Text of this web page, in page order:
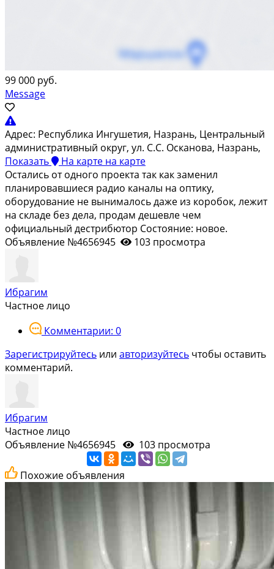
99 000 руб.
Message
Адрес: Республика Ингушетия, Назрань, Центральный
административный округ, ул. С.С. Осканова, Назрань,
Показать
На карте на карте
Остались от одного проекта так как заменил
планировавшиеся радио каналы на оптику,
оборудование не вынималось даже из коробок, лежит
на складе без дела, продам дешевле чем
официальный дестрибютор Состояние: новое.
Объявление №4656945
103 просмотра
Ибрагим
Частное лицо
Комментарии: 0
Зарегистрируйтесь или авторизуйтесь чтобы оставить
комментарий.
Ибрагим
Частное лицо
Объявление №4656945
103 просмотра
Похожие объявления